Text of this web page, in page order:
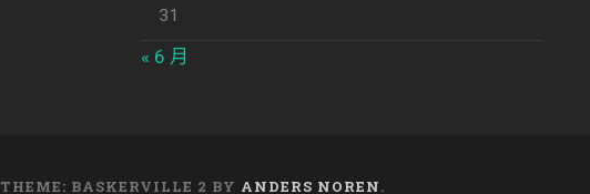
31
« 6 月
THEME: BASKERVILLE 2 BY ANDERS NOREN.